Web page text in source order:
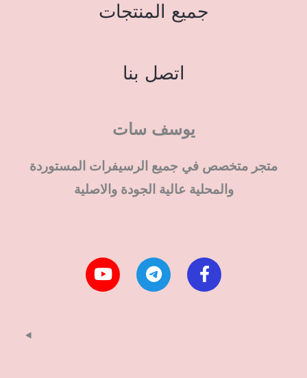
جميع المنتجات
اتصل بنا
يوسف سات
متجر متخصص في جميع الرسيفرات المستوردة
والمحلية عالية الجودة والاصلية